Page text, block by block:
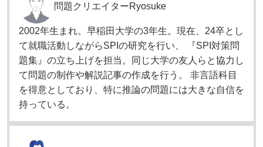
問題クリエイターRyosuke
2002年生まれ。早稲田大学の3年生。現在、24卒とし
て就職活動しながらSPIの研究を行い、 『SPI対策問
題集』の立ち上げを担当。同じ大学の友人らと協力し
て問題の制作や解説記事の作成を行う。 非言語科目
を得意としており、特に推論の問題には大きな自信を
持っている。